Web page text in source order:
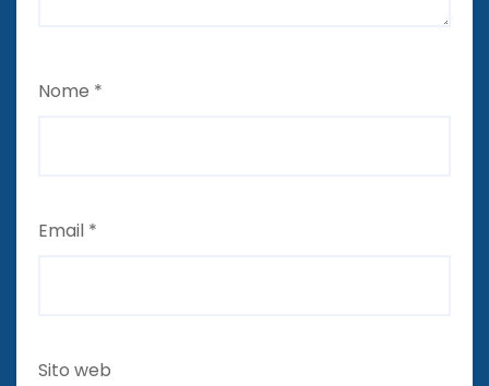
Nome *
Email *
Sito web